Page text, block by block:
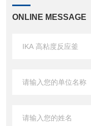
ONLINE MESSAGE